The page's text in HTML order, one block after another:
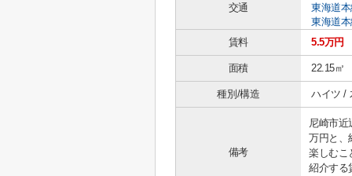
交通
東海道本
東海道本
賃料
5.5万円
面積 22.15㎡
種別/構造 ハイツ /
備考
尼崎市近
万円と、
楽しむこ
紹介する